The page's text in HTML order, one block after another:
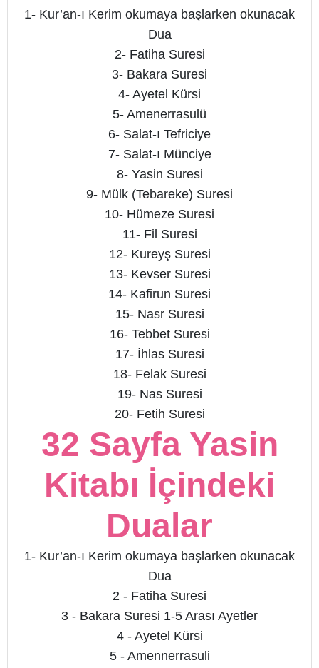
1- Kur’an-ı Kerim okumaya başlarken okunacak
Dua
2- Fatiha Suresi
3- Bakara Suresi
4- Ayetel Kürsi
5- Amenerrasulü
6- Salat-ı Tefriciye
7- Salat-ı Münciye
8- Yasin Suresi
9- Mülk (Tebareke) Suresi
10- Hümeze Suresi
11- Fil Suresi
12- Kureyş Suresi
13- Kevser Suresi
14- Kafirun Suresi
15- Nasr Suresi
16- Tebbet Suresi
17- İhlas Suresi
18- Felak Suresi
19- Nas Suresi
20- Fetih Suresi
32 Sayfa Yasin
Kitabı İçindeki
Dualar
1- Kur’an-ı Kerim okumaya başlarken okunacak
Dua
2 - Fatiha Suresi
3 - Bakara Suresi 1-5 Arası Ayetler
4 - Ayetel Kürsi
5 - Amennerrasuli